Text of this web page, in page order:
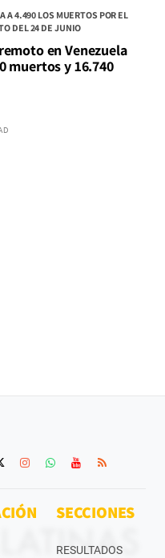
A 4.490 LOS MUERTOS POR EL
DEL 24 DE JUNIO
en Venezuela
muertos y 16.740
SECCIONES
RESULTADOS